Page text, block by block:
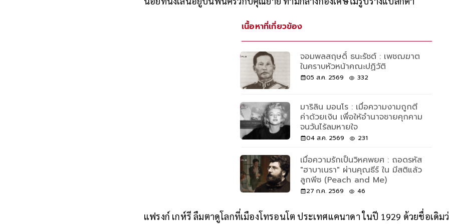
เนื้อหาที่เกี่ยวข้อง
จอมพลสฤษดิ์ ธนะรัชต์ : เพชฌฆาต
ในคราบหัวหน้าคณะปฏิวัติ
05 ส.ค. 2569 332
มาริลิน มอนโร : เมื่อความงามถูกตี
ค่าด้วยเงิน เพื่อให้อำนาจชายคุกคาม
จนวันไร้ลมหายใจ
04 ส.ค. 2569 231
เมื่อความรักเป็นวิหคพยศ : ถอดรหัส
"ฮาบาเนรา" ผ่านคุณธีร์ ใน มีสติแล้ว
ลูกพีช (Peach and Me)
27 ก.ค. 2569 46
แฟรงก์ เกห์รี ลืมตาดูโลกที่เมืองโทรอนโต ประเทศแคนาดา ในปี 1929 ด้วยชื่อเดิม